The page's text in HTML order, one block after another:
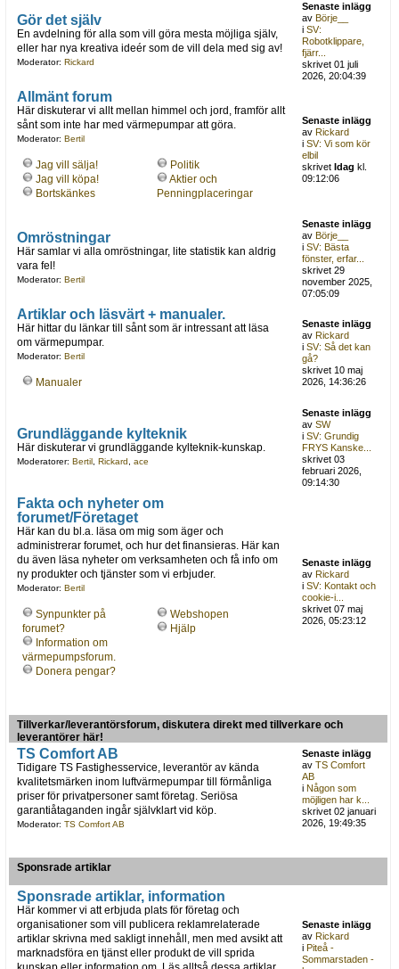
Gör det själv
En avdelning för alla som vill göra mesta möjliga själv,
eller har nya kreativa ideér som de vill dela med sig av!
Moderator: Rickard
Senaste inlägg
avBörje__
iSV:
Robotklippare,
fjärr...
skrivet 01 juli
2026, 20:04:39
Allmänt forum
Här diskuterar vi allt mellan himmel och jord, framför allt
sånt som inte har med värmepumpar att göra.
Moderator: Bertil
Jag vill sälja!
Jag vill köpa!
Bortskänkes
Politik
Aktier och
Penningplaceringar
Senaste inlägg
avRickard
iSV: Vi som kör
elbil
skrivetIdag kl.
09:12:06
Omröstningar
Här samlar vi alla omröstningar, lite statistik kan aldrig
vara fel!
Moderator: Bertil
Senaste inlägg
avBörje__
iSV: Bästa
fönster, erfar...
skrivet 29
november 2025,
07:05:09
Artiklar och läsvärt + manualer.
Här hittar du länkar till sånt som är intressant att läsa
om värmepumpar.
Moderator: Bertil
Manualer
Senaste inlägg
avRickard
iSV: Så det kan
gå?
skrivet 10 maj
2026, 14:36:26
Grundläggande kylteknik
Här diskuterar vi grundläggande kylteknik-kunskap.
Moderatorer: Bertil, Rickard ace
Senaste inlägg
avSW
iSV: Grundig
FRYS Kanske...
skrivet 03
februari 2026,
09:14:30
Fakta och nyheter om
forumet/Företaget
Här kan du bl.a. läsa om mig som äger och
administrerar forumet, och hur det finansieras. Här kan
du även läsa nyheter om verksamheten och få info om
ny produkter och tjänster som vi erbjuder.
Moderator: Bertil
Synpunkter på
forumet?
Information om
värmepumpsforum.
Donera pengar?
Webshopen
Hjälp
Senaste inlägg
avRickard
iSV: Kontakt och
cookie-i...
skrivet 07 maj
2026, 05:23:12
Tillverkar/leverantörsforum, diskutera direkt med tillverkare och
leverantörer här!
TS Comfort AB
Tidigare TS Fastighesservice, leverantör av kända
kvalitetsmärken inom luftvärmepumpar till förmånliga
priser för privatpersoner samt företag. Seriösa
garantiåtaganden ingår självklart vid köp.
Moderator: TS Comfort AB
Senaste inlägg
avTS Comfort
AB
iNågon som
möjligen har k...
skrivet 02 januari
2026, 19:49:35
Sponsrade artiklar
Sponsrade artiklar, information
Här kommer vi att erbjuda plats för företag och
organisationer som vill publicera reklamrelaterade
artiklar skrivna med sakligt innehåll, men med avsikt att
marknadsföra en tjänst eller produkt de vill sprida
Senaste inlägg
avRickard
iPiteå -
Sommarstaden -